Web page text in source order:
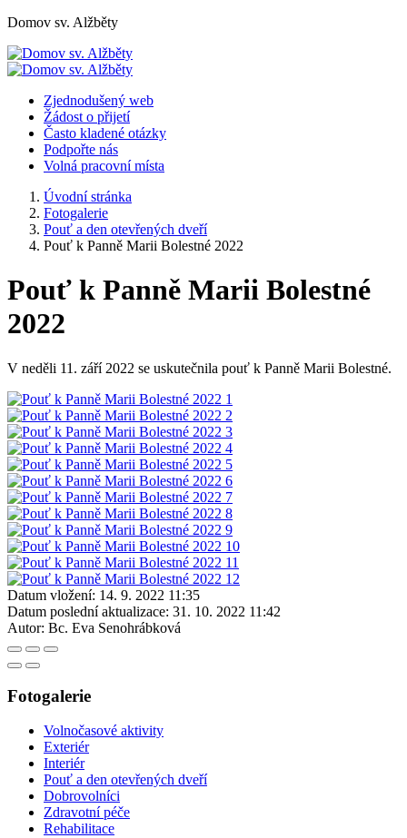
Domov sv. Alžběty
Zjednodušený web
Žádost o přijetí
Často kladené otázky
Podpořte nás
Volná pracovní místa
Úvodní stránka
Fotogalerie
Pouť a den otevřených dveří
Pouť k Panně Marii Bolestné 2022
Pouť k Panně Marii Bolestné
2022
V neděli 11. září 2022 se uskutečnila pouť k Panně Marii Bolestné.
Datum vložení: 14. 9. 2022 11:35
Datum poslední aktualizace: 31. 10. 2022 11:42
Autor: Bc. Eva Senohrábková
Fotogalerie
Volnočasové aktivity
Exteriér
Interiér
Pouť a den otevřených dveří
Dobrovolníci
Zdravotní péče
Rehabilitace